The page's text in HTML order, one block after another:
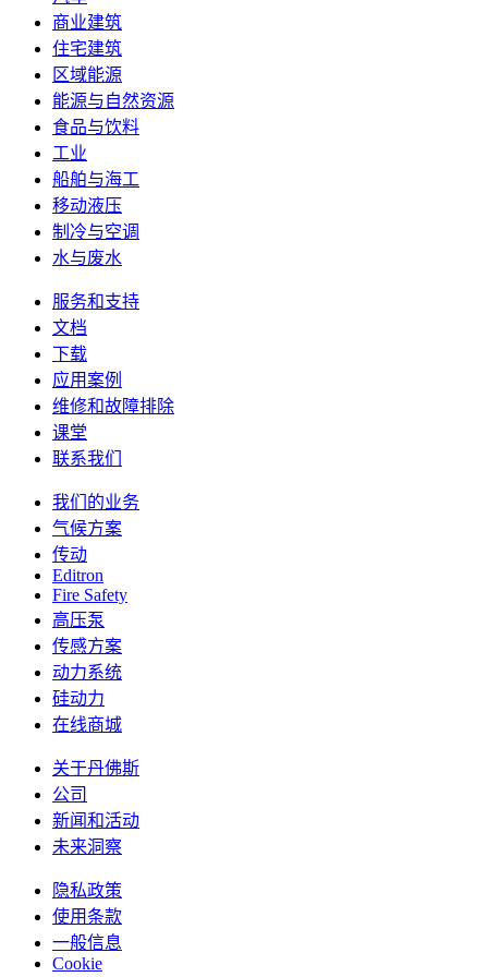
商业建筑
住宅建筑
区域能源
能源与自然资源
食品与饮料
工业
船舶与海工
移动液压
制冷与空调
水与废水
服务和支持
文档
下载
应用案例
维修和故障排除
课堂
联系我们
我们的业务
气候方案
传动
Editron
Fire Safety
高压泵
传感方案
动力系统
硅动力
在线商城
关于丹佛斯
公司
新闻和活动
未来洞察
隐私政策
使用条款
一般信息
Cookie